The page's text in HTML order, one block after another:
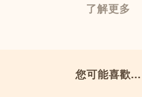
了解更多
您可能喜歡...